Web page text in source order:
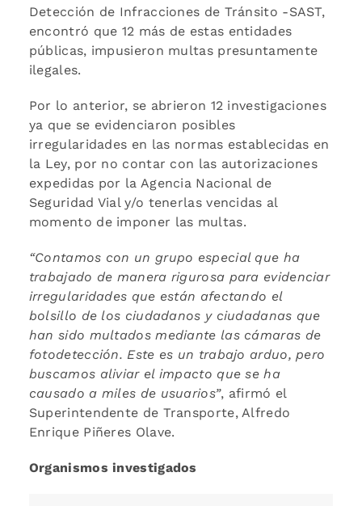
Detección de Infracciones de Tránsito -SAST,
encontró que 12 más de estas entidades
públicas, impusieron multas presuntamente
ilegales.
Por lo anterior, se abrieron 12 investigaciones
ya que se evidenciaron posibles
irregularidades en las normas establecidas en
la Ley, por no contar con las autorizaciones
expedidas por la Agencia Nacional de
Seguridad Vial y/o tenerlas vencidas al
momento de imponer las multas.
“Contamos con un grupo especial que ha
trabajado de manera rigurosa para evidenciar
irregularidades que están afectando el
bolsillo de los ciudadanos y ciudadanas que
han sido multados mediante las cámaras de
fotodetección. Este es un trabajo arduo, pero
buscamos aliviar el impacto que se ha
causado a miles de usuarios”, afirmó el
Superintendente de Transporte, Alfredo
Enrique Piñeres Olave.
Organismos investigados